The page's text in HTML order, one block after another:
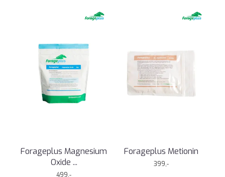
Forageplus Magnesium
Oxide ...
499,-
Forageplus Metionin
399,-